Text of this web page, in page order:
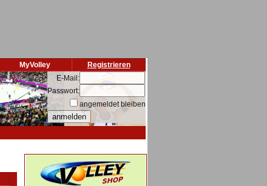
Registrieren
MyVolley
E-Mail:
Passwort:
angemeldet bleiben